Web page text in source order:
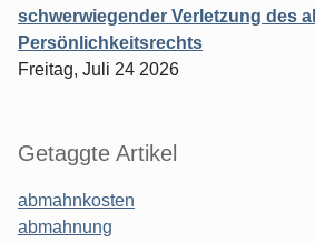
schwerwiegender Verletzung des
Persönlichkeitsrechts
Freitag, Juli 24 2026
Getaggte Artikel
abmahnkosten
abmahnung